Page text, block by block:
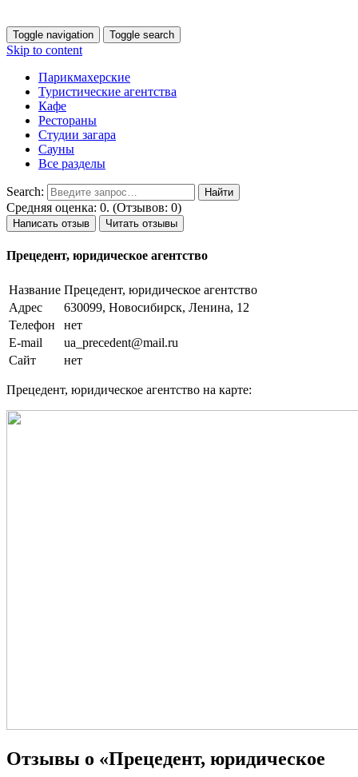
Toggle navigation Toggle search
Skip to content
Парикмахерские
Туристические агентства
Кафе
Рестораны
Студии загара
Сауны
Все разделы
Search:
Средняя оценка: 0. (Отзывов: 0)
Написать отзыв Читать отзывы
Прецедент, юридическое агентство
Название Прецедент, юридическое агентство
Адрес
630099, Новосибирск, Ленина, 12
Телефон
нет
E-mail
ua_precedent@mail.ru
Сайт
нет
Прецедент, юридическое агентство на карте:
Отзывы о «Прецедент, юридическое